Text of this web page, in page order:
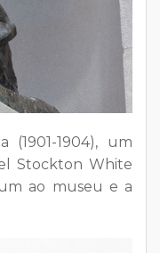
1904), um
Stockton White
ao museu e a